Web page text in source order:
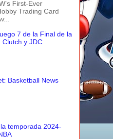
First-Ever
Trading Card
7 de la Final de la
Clutch y JDC
Basketball News
temporada 2024-